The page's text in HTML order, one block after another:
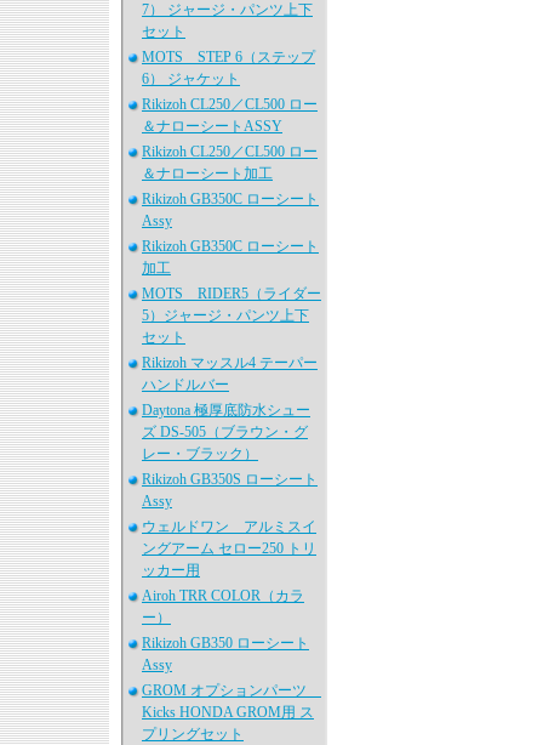
7） ジャージ・パンツ上下
セット
MOTS STEP 6（ステップ
6） ジャケット
Rikizoh CL250／CL500 ロー
＆ナローシートASSY
Rikizoh CL250／CL500 ロー
＆ナローシート加工
Rikizoh GB350C ローシート
Assy
Rikizoh GB350C ローシート
加工
MOTS RIDER5（ライダー
5）ジャージ・パンツ上下
セット
Rikizoh マッスル4 テーパー
ハンドルバー
Daytona 極厚底防水シュー
ズ DS-505（ブラウン・グ
レー・ブラック）
Rikizoh GB350S ローシート
Assy
ウェルドワン アルミスイ
ングアーム セロー250 トリ
ッカー用
Airoh TRR COLOR（カラ
ー）
Rikizoh GB350 ローシート
Assy
GROM オプションパーツ
Kicks HONDA GROM用 ス
プリングセット